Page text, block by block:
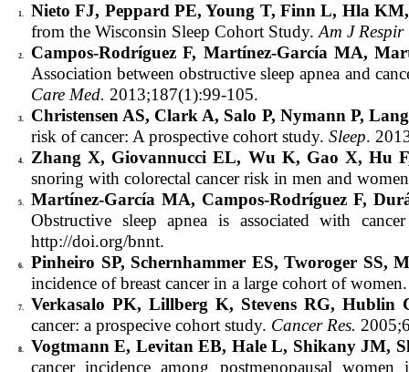
1.
Nieto FJ, Peppard PE, Young T, Finn L, Hla
from the Wisconsin Sleep Cohort Study. Am J
2.
Campos-Rodríguez F, Martínez-García MA,
Association between obstructive sleep apnea and
Care Med. 2013;187(1):99-105.
3.
Christensen AS, Clark A, Salo P, Nymann P,
risk of cancer: A prospective cohort study. Sleep.
4.
Zhang X, Giovannucci EL, Wu K, Gao X, Hu
snoring with colorectal cancer risk in men and
5.
Martínez-García MA, Campos-Rodríguez F,
Obstructive sleep apnea is associated with
http://doi.org/bnnt.
6.
Pinheiro SP, Schernhammer ES, Tworoger SS,
incidence of breast cancer in a large cohort of
7.
Verkasalo PK, Lillberg K, Stevens RG,
cancer: a prospecive cohort study. Cancer Res.
8.
Vogtmann E, Levitan EB, Hale L, Shikany JM,
cancer incidence among postmenopausal